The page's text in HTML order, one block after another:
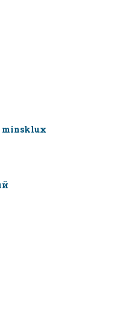
minsklux